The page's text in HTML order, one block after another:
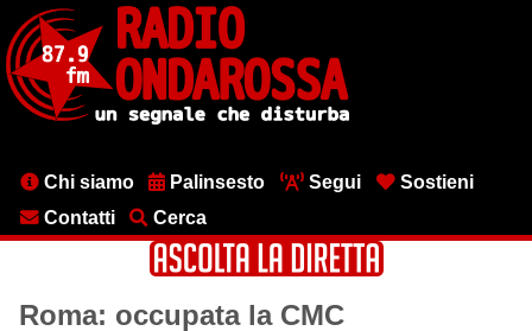
contenuto
principale
MenuChi siamo Palinsesto Segui
Sostieni
Contatti
Cerca
Roma: occupata la CMC